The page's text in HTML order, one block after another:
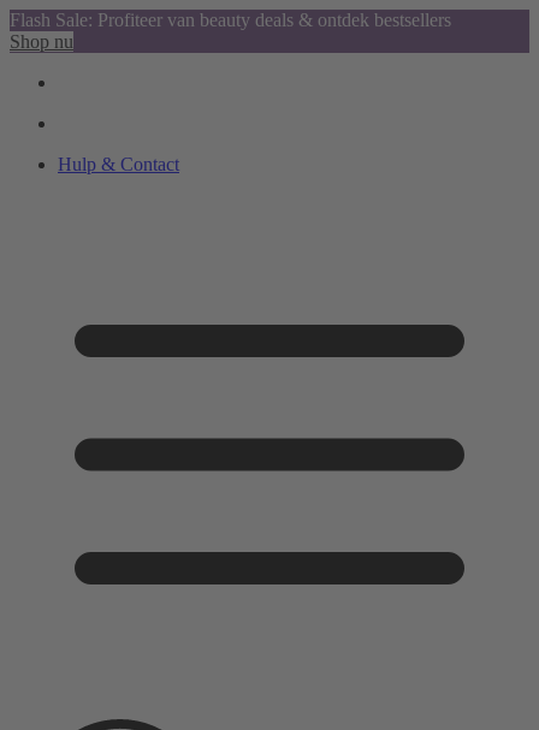
Flash Sale: Profiteer van beauty deals & ontdek bestsellers
Shop nu
Hulp & Contact